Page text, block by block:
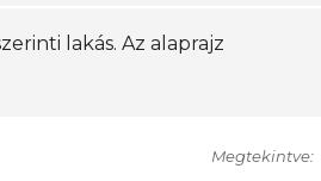
lakás. Az alaprajz
Megtekintve: